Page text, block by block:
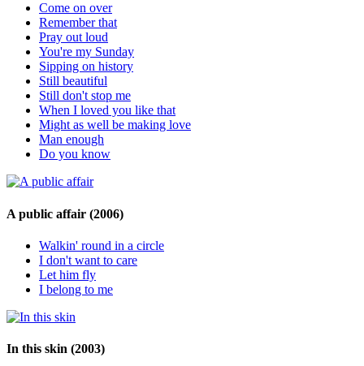
Come on over
Remember that
Pray out loud
You're my Sunday
Sipping on history
Still beautiful
Still don't stop me
When I loved you like that
Might as well be making love
Man enough
Do you know
A public affair (2006)
Walkin' round in a circle
I don't want to care
Let him fly
I belong to me
In this skin (2003)